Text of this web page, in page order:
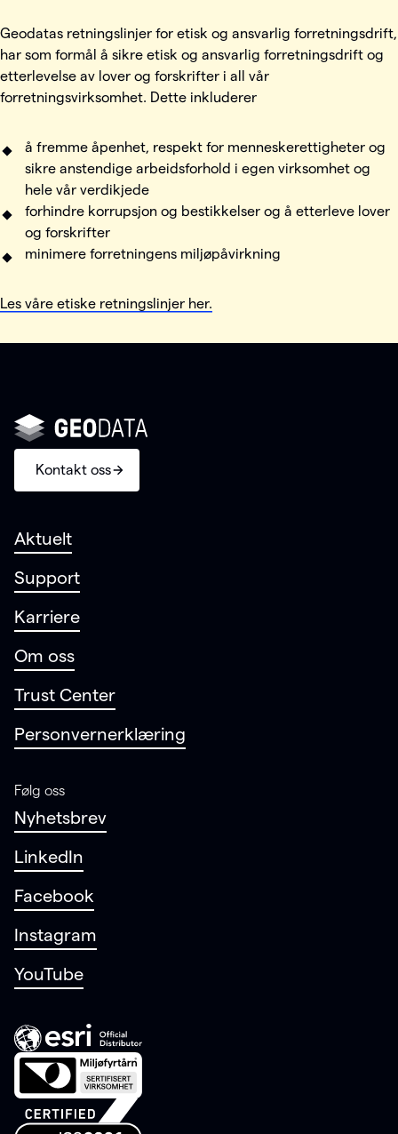
Geodatas retningslinjer for etisk og ansvarlig forretningsdrift,
har som formål å sikre etisk og ansvarlig forretningsdrift og
etterlevelse av lover og forskrifter i all vår
forretningsvirksomhet. Dette inkluderer
å fremme åpenhet, respekt for menneskerettigheter og
sikre anstendige arbeidsforhold i egen virksomhet og
hele vår verdikjede
forhindre korrupsjon og bestikkelser og å etterleve lover
og forskrifter
minimere forretningens miljøpåvirkning
Les våre etiske retningslinjer her.
Kontakt oss
Aktuelt
Support
Karriere
Om oss
Trust Center
Personvernerklæring
Følg oss
Nyhetsbrev
LinkedIn
Facebook
Instagram
YouTube